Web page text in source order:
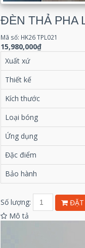
ĐÈN THẢ PHA
Mã số: HK26 TPL021
15,980,000₫
Xuất xứ
Thiết kế
Kích thước
Loại bóng
Ứng dụng
Đặc điểm
Bảo hành
Số lượng:
ĐẶT
Mô tả